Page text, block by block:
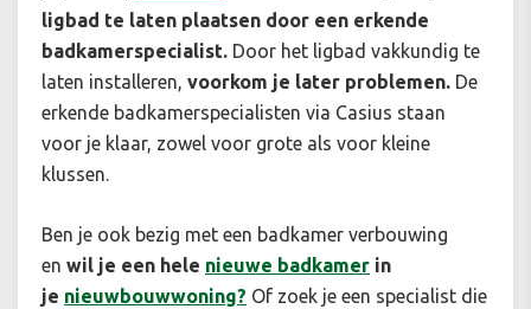
ligbad te laten plaatsen door een erkende
badkamerspecialist. Door het ligbad vakkundig te
laten installeren, voorkom je later problemen. De
erkende badkamerspecialisten via Casius staan
voor je klaar, zowel voor grote als voor kleine
klussen.
Ben je ook bezig met een badkamer verbouwing
en wil je een hele nieuwe badkamer in
je nieuwbouwwoning? Of zoek je een specialist die